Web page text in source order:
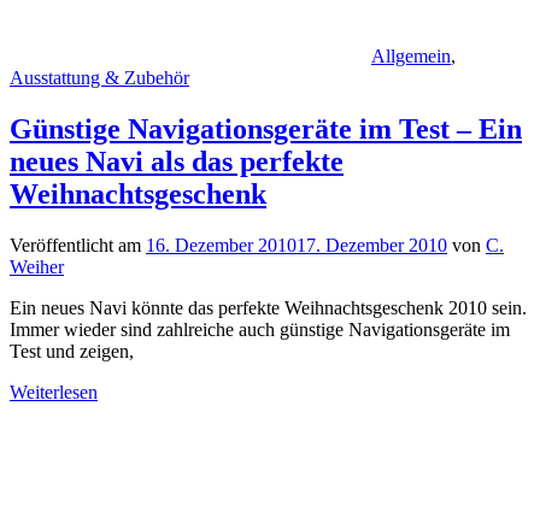
Allgemein,
Ausstattung & Zubehör
Günstige Navigationsgeräte im Test – Ein
neues Navi als das perfekte
Weihnachtsgeschenk
Veröffentlicht am 16. Dezember 201017. Dezember 2010 von C.
Weiher
Ein neues Navi könnte das perfekte Weihnachtsgeschenk 2010 sein.
Immer wieder sind zahlreiche auch günstige Navigationsgeräte im
Test und zeigen,
Weiterlesen